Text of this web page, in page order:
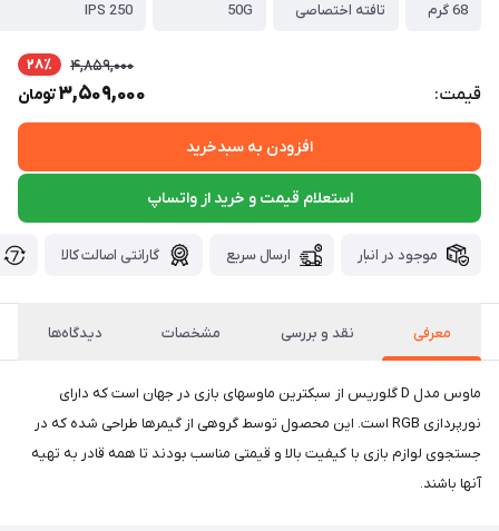
68 گرم
تافته اختصاصی
50G
250 IPS
قیمت:
4,859,000 28٪
3,509,000تومان
افزودن به سبدخرید
استعلام قیمت و خرید از واتساپ
موجود در انبار ارسال سریع گارانتی اصالت کالا
معرفی نقد و بررسی مشخصات دیدگاه‌ها
ماوس مدل D گلوریس از سبکترین ماوسهای بازی در جهان است که دارای
نورپردازی RGB است. این محصول توسط گروهی از گیمرها طراحی شده که در
جستجوی لوازم بازی با کیفیت بالا و قیمتی مناسب بودند تا همه قادر به تهیه
آنها باشند.